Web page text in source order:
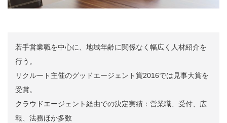
若手営業職を中心に、地域年齢に関係なく幅広く人材紹介を
行う。
リクルート主催のグッドエージェント賞2016では見事大賞を
受賞。
クラウドエージェント経由での決定実績：営業職、受付、広
報、法務ほか多数